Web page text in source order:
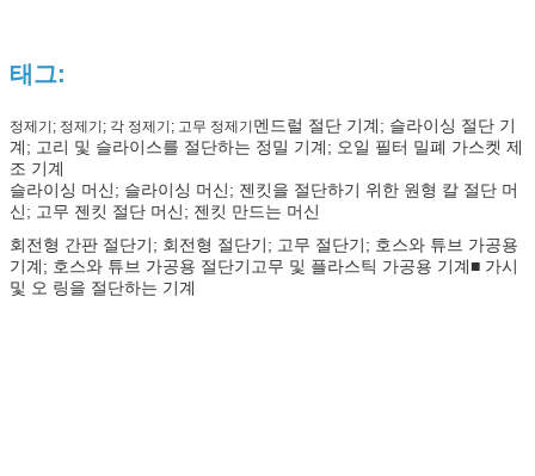
태그:
정제기; 정제기; 각 정제기; 고무 정제기 멘드럴 절단 기계; 슬라이싱 절단 기
계; 고리 및 슬라이스를 절단하는 정밀 기계; 오일 필터 밀폐 가스켓 제
조 기계
슬라이싱 머신; 슬라이싱 머신; 젠킷을 절단하기 위한 원형 칼 절단 머
신; 고무 젠킷 절단 머신; 젠킷 만드는 머신
회전형 간판 절단기; 회전형 절단기; 고무 절단기; 호스와 튜브 가공용
기계; 호스와 튜브 가공용 절단기고무 및 플라스틱 가공용 기계■ 가시
및 오 링을 절단하는 기계